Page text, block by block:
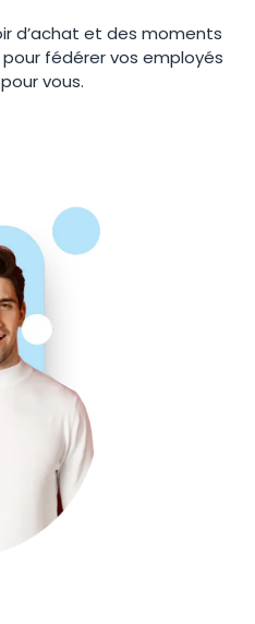
d’achat et des moments
fédérer vos employés
vous.